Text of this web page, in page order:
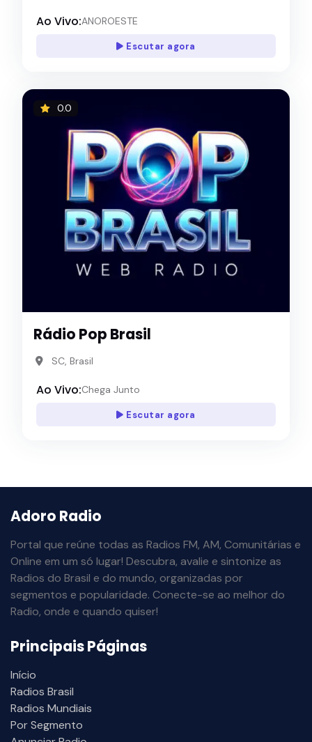
Ao Vivo:ANOROESTE
Escutar agora
0.0
Rádio Pop Brasil
SC, Brasil
Ao Vivo:Chega Junto
Escutar agora
Adoro Radio
Portal que reúne todas as Radios FM, AM, Comunitárias e
Online em um só lugar! Descubra, avalie e sintonize as
Radios do Brasil e do mundo, organizadas por
segmentos e popularidade. Conecte-se ao melhor do
Radio, onde e quando quiser!
Principais Páginas
Início
Radios Brasil
Radios Mundiais
Por Segmento